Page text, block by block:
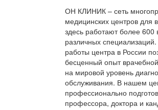
ОН КЛИНИК – сеть
медицинских центров для
здесь работают более 600
различных
работы центра в России
бесценный опыт
на мировой уровень
обслуживания. В нашем
профессионально
профессора, доктора и